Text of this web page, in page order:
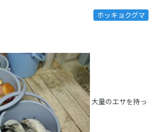
ホッキョクグマ
大量のエサを持っ